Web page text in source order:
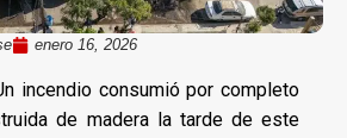
enero 16, 2026
incendio consumió por completo
de madera la tarde de este